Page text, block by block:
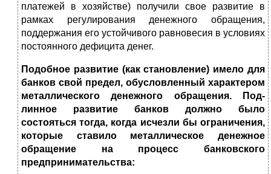
плате­жей в хозяйстве) получили свое развитие в
рамках регулирования де­нежного обращения,
поддержания его устойчивого равновесия в усло­виях
постоянного дефицита денег.
Подобное развитие (как становление) имело для
банков свой предел, обусловленный характером
металлического денежного обращения. Под­
линное развитие банков должно было
состояться тогда, когда исчезли бы ограничения,
которые ставило металлическое денежное
обращение на процесс банковского
предпринимательства: